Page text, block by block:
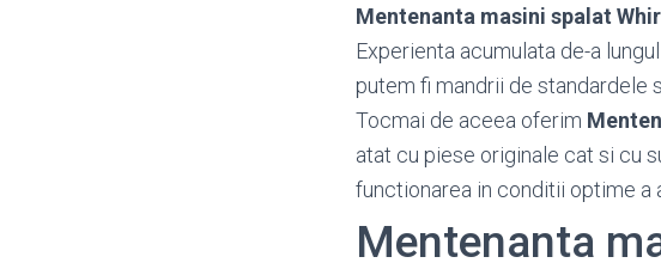
Mentenanta masini spalat
Experienta acumulata de-a
putem fi mandrii de standardele
Tocmai de aceea oferim
atat cu piese originale cat si cu
functionarea in conditii optime a
Mentenanta